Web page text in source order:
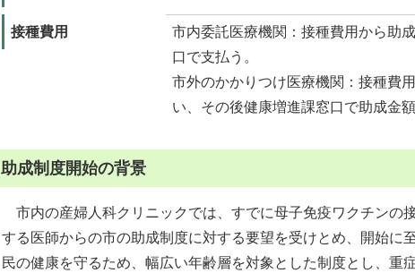
接種費用
市内委託医療機関：接種費用から助
口で支払う。
市外のかかりつけ医療機関：接種費
い、その後健康増進課窓口で助成金
助成制度開始の背景
市内の産婦人科クリニックでは、すでに母子免疫ワクチンの
する医師からの市の助成制度に対する要望を受けとめ、開始に
民の健康を守るため、幅広い年齢層を対象とした制度とし、重